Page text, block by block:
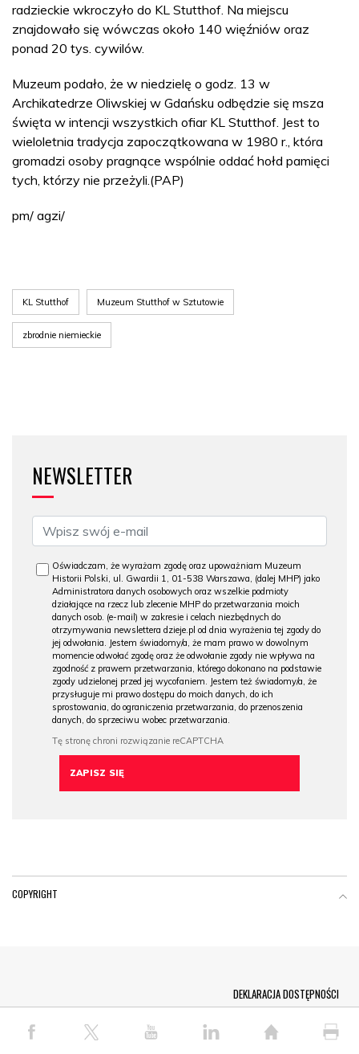
radzieckie wkroczyło do KL Stutthof. Na miejscu
znajdowało się wówczas około 140 więźniów oraz
ponad 20 tys. cywilów.
Muzeum podało, że w niedzielę o godz. 13 w
Archikatedrze Oliwskiej w Gdańsku odbędzie się msza
święta w intencji wszystkich ofiar KL Stutthof. Jest to
wieloletnia tradycja zapoczątkowana w 1980 r., która
gromadzi osoby pragnące wspólnie oddać hołd pamięci
tych, którzy nie przeżyli.(PAP)
pm/ agzi/
KL Stutthof Muzeum Stutthof w Sztutowie
zbrodnie niemieckie
NEWSLETTER
Oświadczam, że wyrażam zgodę oraz upoważniam Muzeum
Historii Polski, ul. Gwardii 1, 01-538 Warszawa, (dalej MHP) jako
Administratora danych osobowych oraz wszelkie podmioty
działające na rzecz lub zlecenie MHP do przetwarzania moich
danych osob. (e-mail) w zakresie i celach niezbędnych do
otrzymywania newslettera dzieje.pl od dnia wyrażenia tej zgody do
jej odwołania. Jestem świadomy/a, że mam prawo w dowolnym
momencie odwołać zgodę oraz że odwołanie zgody nie wpływa na
zgodność z prawem przetwarzania, którego dokonano na podstawie
zgody udzielonej przed jej wycofaniem. Jestem też świadomy/a, że
przysługuje mi prawo dostępu do moich danych, do ich
sprostowania, do ograniczenia przetwarzania, do przenoszenia
danych, do sprzeciwu wobec przetwarzania.
COPYRIGHT
© COPYRIGHT PAP 2026
DEKLARACJA DOSTĘPNOŚCI